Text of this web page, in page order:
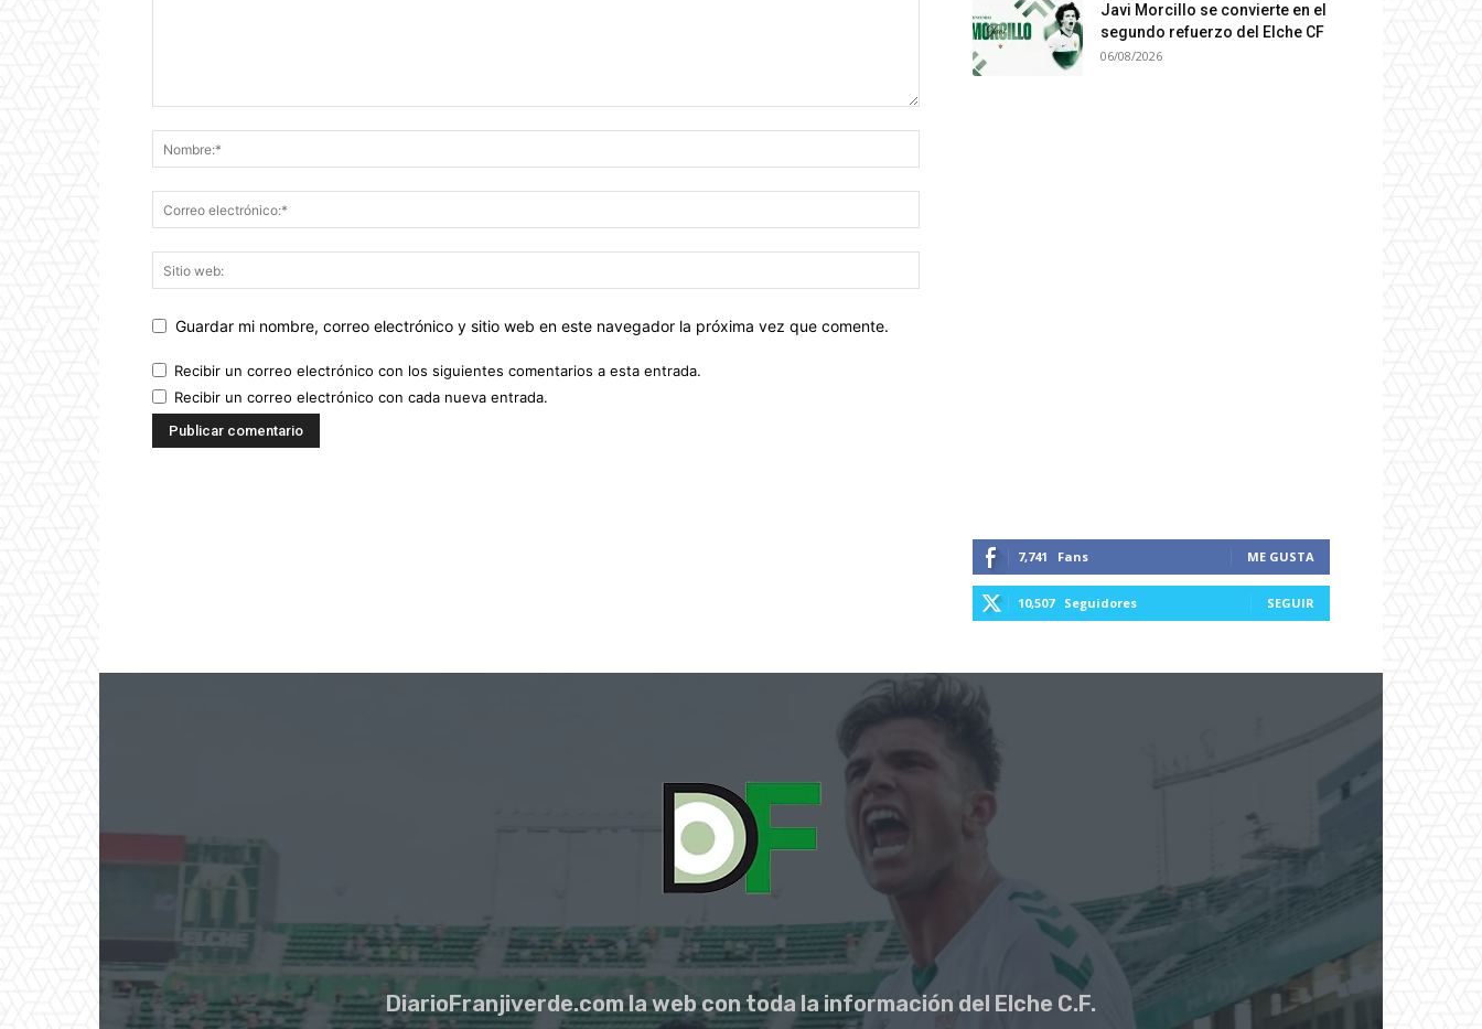
Guardar mi nombre, correo electrónico y sitio web en este navegador la próxima vez que comente.
Recibir un correo electrónico con los siguientes comentarios a esta entrada.
Recibir un correo electrónico con cada nueva entrada.
Javi Morcillo se convierte en el
segundo refuerzo del Elche CF
06/08/2026
7,741 Fans ME GUSTA
10,507 Seguidores SEGUIR
DiarioFranjiverde.com la web con toda la información del Elche C.F.